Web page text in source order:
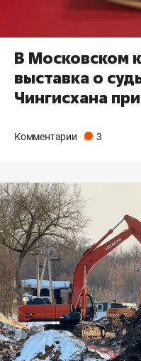
В Московском
выставка о
Чингисхана
Комментарии 3